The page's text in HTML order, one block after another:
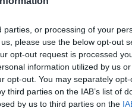
or processing of your
please use the below opt-out
opt-out request is processed
information utilized by us
opt-out. You may separately
third parties on the IAB’s list of
by us to third parties on the
κινητήρα ούτε
ότι ο κινητήρας